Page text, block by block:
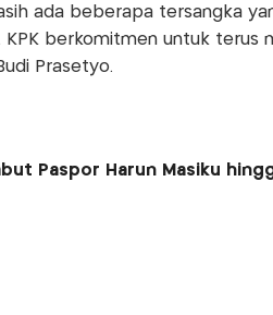
ada beberapa tersangka
KPK berkomitmen untuk terus
Prasetyo.
Paspor Harun Masiku